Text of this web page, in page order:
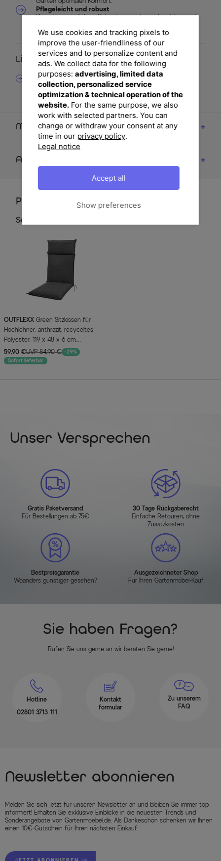
Pflegeleicht und robust
Das strapazierfähige Polyestergewebe ist langlebig und
Außenbereich, ohne großen Pflegeaufwand.
Lieferumfang
6x OUTFLEXX Green Sitzkissen für Hochlehner,
anthrazit, Polyeste, ca. 119 x 48 x 6 cm
Maße
Artikelmerkmale & Materialien
Perfektionieren Sie Ihren Garten
Set-Komponenten
OUTFLEXX
Hochlehner, anthrazit, recyceltes
Polyester, 119 x 48 x 6 cm,
strapazierfähig, witterungsbeständig,
nachhaltig
59,90 €UVP 84,90 € -29%
Sofort lieferbar
Unser Versprechen
Gratis Paketversand
Für Bestellungen ab 75€
30 Tage Rückgaberecht
Einfache Retouren, ohne
Zusatzkosten
Bestpreisgarantie
Woanders günstiger gesehen?
Ausgezeichneter Shop
Für Ihren Gartenmöbel-Kauf
Sie haben Fragen?
Rufen Sie uns gerne an wir beraten Sie gerne!
Hotline
02801 3713 111
Kontakt
formular
Zu unserem
FAQ
Newsletter abonnieren
Melden Sie sich jetzt für unseren Newsletter an und bleiben Sie immer top
informiert! Erhalten Sie exklusive Einblicke in die neuesten Trends und
Sonderangebote von Gartenmoebel.de. Als Dankeschön schenken wir Ihnen
einen 10€-Gutschein für Ihren nächsten Einkauf.
We use cookies and tracking pixels to
improve the user-friendliness of our
services and to personalize content and
ads. We collect data for the following
purposes: advertising, limited data
collection, personalized service
optimization & technical operation of the
website.For the same purpose, we also
work with selected partners. You can
change or withdraw your consent at any
time in our privacy policy.
Legal notice
Show preferences
Accept all